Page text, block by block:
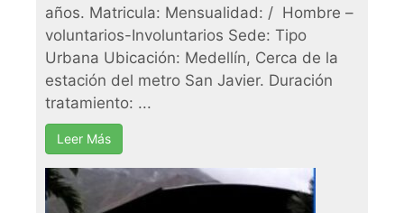
años. Matricula: Mensualidad: / Hombre –
voluntarios-Involuntarios Sede: Tipo
Urbana Ubicación: Medellín, Cerca de la
estación del metro San Javier. Duración
tratamiento: ...
Leer Más